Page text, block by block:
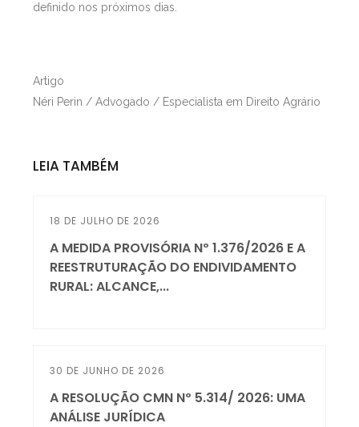
definido nos próximos dias.
Artigo
Néri Perin / Advogado / Especialista em Direito Agrário
LEIA TAMBÉM
18 DE JULHO DE 2026
A MEDIDA PROVISÓRIA Nº 1.376/2026 E A
REESTRUTURAÇÃO DO ENDIVIDAMENTO
RURAL: ALCANCE,...
30 DE JUNHO DE 2026
A RESOLUÇÃO CMN Nº 5.314/ 2026: UMA
ANÁLISE JURÍDICA